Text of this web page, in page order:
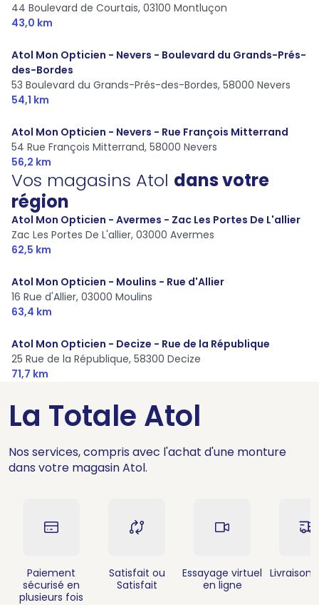
44 Boulevard de Courtais, 03100 Montluçon
43,0 km
Atol Mon Opticien - Nevers - Boulevard du Grands-Prés-
des-Bordes
53 Boulevard du Grands-Prés-des-Bordes, 58000 Nevers
54,1 km
Atol Mon Opticien - Nevers - Rue François Mitterrand
54 Rue François Mitterrand, 58000 Nevers
56,2 km
Vos magasins Atol dans votre
région
Atol Mon Opticien - Avermes - Zac Les Portes De L'allier
Zac Les Portes De L'allier, 03000 Avermes
62,5 km
Atol Mon Opticien - Moulins - Rue d'Allier
16 Rue d'Allier, 03000 Moulins
63,4 km
Atol Mon Opticien - Decize - Rue de la République
25 Rue de la République, 58300 Decize
71,7 km
La Totale Atol
Nos services, compris avec l'achat d'une monture
dans votre magasin Atol.
Paiement
sécurisé en
plusieurs fois
Satisfait ou
Satisfait
Essayage virtuel
en ligne
Livraison